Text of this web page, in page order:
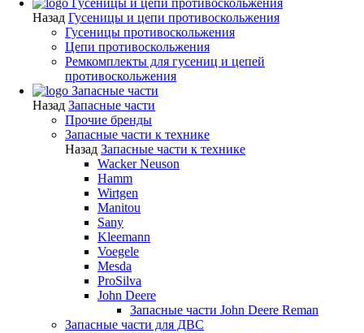
Назад Гусеницы и цепи противоскольжения
Гусеницы противоскольжения
Цепи противоскольжения
Ремкомплекты для гусениц и цепей
противоскольжения
Запасные части
Назад Запасные части
Прочие бренды
Запасные части к технике
Назад Запасные части к технике
Wacker Neuson
Hamm
Wirtgen
Manitou
Sany
Kleemann
Voegele
Mesda
ProSilva
John Deere
Запасные части John Deere Reman
Запасные части для ДВС